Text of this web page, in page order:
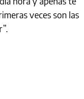
veces son las